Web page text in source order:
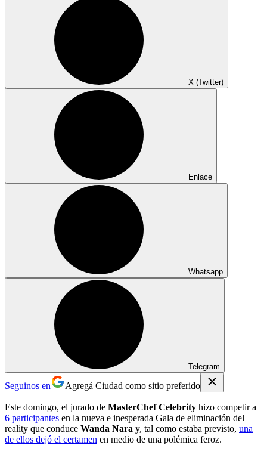
X (Twitter)
Enlace
Whatsapp
Telegram
Seguinos en Agregá Ciudad como sitio preferido
Este domingo, el jurado de MasterChef Celebrity hizo competir a
6 participantes en la nueva e inesperada Gala de eliminación del
reality que conduce Wanda Nara y, tal como estaba previsto, una
de ellos dejó el certamen en medio de una polémica feroz.